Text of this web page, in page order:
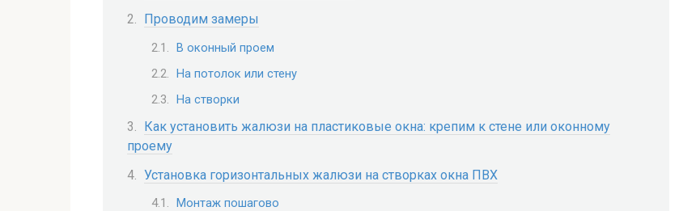
Проводим замеры
В оконный проем
На потолок или стену
На створки
Как установить жалюзи на пластиковые окна: крепим к стене или оконному
проему
Установка горизонтальных жалюзи на створках окна ПВХ
Монтаж пошагово